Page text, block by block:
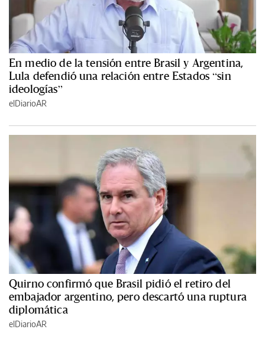
En medio de la tensión entre Brasil y Argentina,
Lula defendió una relación entre Estados “sin
ideologías”
elDiarioAR
Quirno confirmó que Brasil pidió el retiro del
embajador argentino, pero descartó una ruptura
diplomática
elDiarioAR